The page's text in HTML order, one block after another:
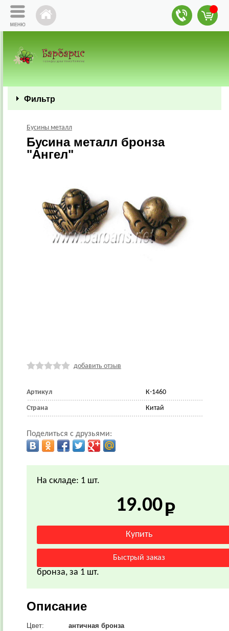
Фильтр
Бусины металл
Бусина металл бронза
"Ангел"
добавить отзыв
Артикул К-1460
Страна Китай
Поделиться с друзьями:
На складе: 1 шт.
19.00
бронза, за 1 шт.
Описание
Цвет:
античная бронза